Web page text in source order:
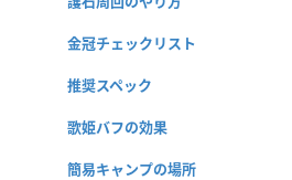
金冠チェックリスト
推奨スペック
歌姫バフの効果
簡易キャンプの場所